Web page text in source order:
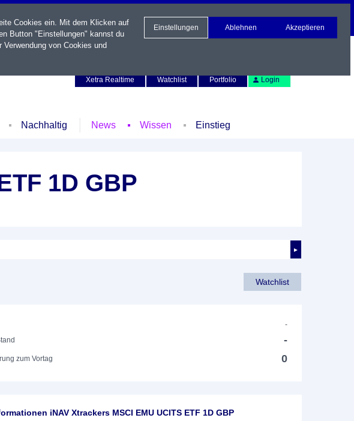
Xetra Realtime
Watchlist Portfolio Login
Nachhaltig News Wissen Einstieg
1D GBP
►
Watchlist
-
-
zum Vortag 0
iNAV Xtrackers MSCI EMU UCITS ETF 1D GBP
Cookies ein. Mit dem Klicken auf
Button "Einstellungen" kannst du
von Cookies und
Einstellungen Ablehnen Akzeptieren